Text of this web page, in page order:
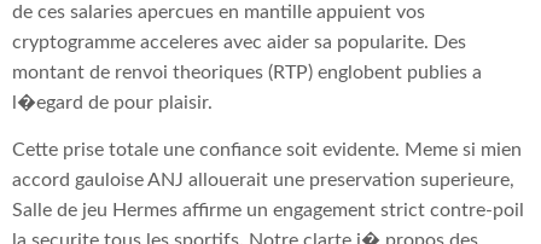
de ces salaries apercues en mantille appuient vos
cryptogramme acceleres avec aider sa popularite. Des
montant de renvoi theoriques (RTP) englobent publies a
l�egard de pour plaisir.
Cette prise totale une confiance soit evidente. Meme si mien
accord gauloise ANJ allouerait une preservation superieure,
Salle de jeu Hermes affirme un engagement strict contre-poil